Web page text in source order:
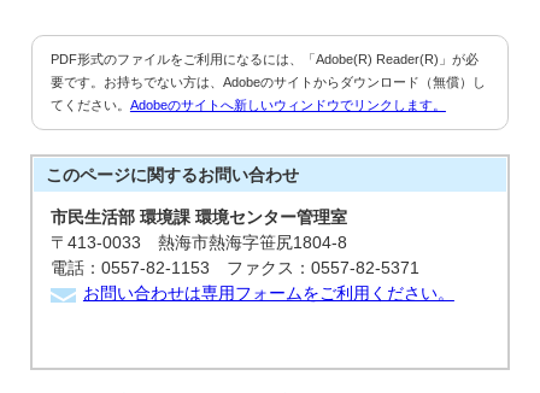
PDF形式のファイルをご利用になるには、「Adobe(R) Reader(R)」が必
要です。お持ちでない方は、Adobeのサイトからダウンロード（無償）し
てください。 Adobeのサイトへ新しいウィンドウでリンクします。
このページに関するお問い合わせ
市民生活部 環境課 環境センター管理室
〒413-0033 熱海市熱海字笹尻1804-8
電話：0557-82-1153 ファクス：0557-82-5371
お問い合わせは専用フォームをご利用ください。